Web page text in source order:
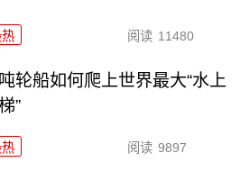
阅读 11480
轮船如何爬上世界最大“水上
”
阅读 9897